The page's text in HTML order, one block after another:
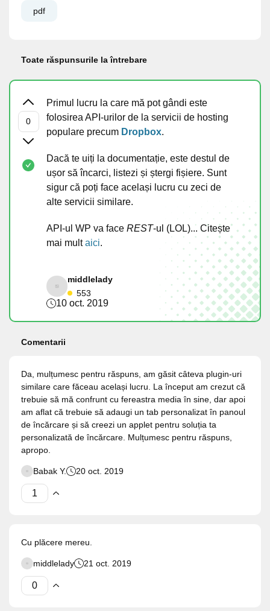
pdf
Toate răspunsurile la întrebare
Primul lucru la care mă pot gândi este
folosirea API-urilor de la servicii de hosting
populare precum Dropbox.
Dacă te uiți la documentație, este destul de
ușor să încarci, listezi și ștergi fișiere. Sunt
sigur că poți face același lucru cu zeci de
alte servicii similare.
API-ul WP va face REST-ul (LOL)... Citește
mai multaici.
middlelady
553
10 oct. 2019
Comentarii
Da, mulțumesc pentru răspuns, am găsit câteva plugin-uri
similare care făceau același lucru. La început am crezut că
trebuie să mă confrunt cu fereastra media în sine, dar apoi
am aflat că trebuie să adaugi un tab personalizat în panoul
de încărcare și să creezi un applet pentru soluția ta
personalizată de încărcare. Mulțumesc pentru răspuns,
apropo.
Babak Y. 20 oct. 2019
Cu plăcere mereu.
middlelady 21 oct. 2019